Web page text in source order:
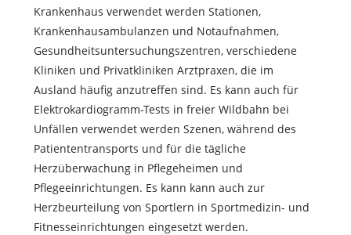
Krankenhaus verwendet werden Stationen,
Krankenhausambulanzen und Notaufnahmen,
Gesundheitsuntersuchungszentren, verschiedene
Kliniken und Privatkliniken Arztpraxen, die im
Ausland häufig anzutreffen sind. Es kann auch für
Elektrokardiogramm-Tests in freier Wildbahn bei
Unfällen verwendet werden Szenen, während des
Patiententransports und für die tägliche
Herzüberwachung in Pflegeheimen und
Pflegeeinrichtungen. Es kann kann auch zur
Herzbeurteilung von Sportlern in Sportmedizin- und
Fitnesseinrichtungen eingesetzt werden.